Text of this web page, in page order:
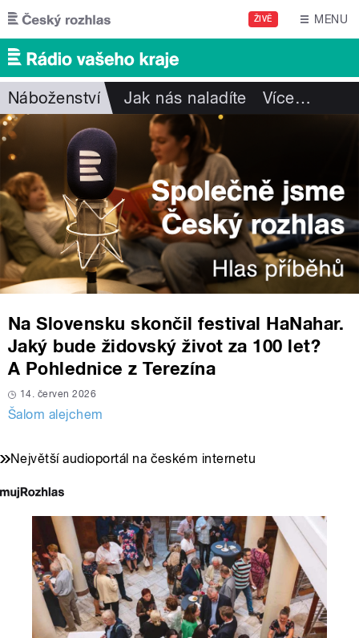
Přejít k hlavnímu obsahu
ŽIVĚ MENU
Náboženství Jak nás naladíte Více…
Na Slovensku skončil festival HaNahar.
Jaký bude židovský život za 100 let?
A Pohlednice z Terezína
14. červen 2026
Šalom alejchem
Největší audioportál na českém internetu